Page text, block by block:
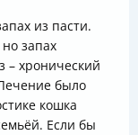
из пасти.
запах
– хронический
было
кошка
Если бы